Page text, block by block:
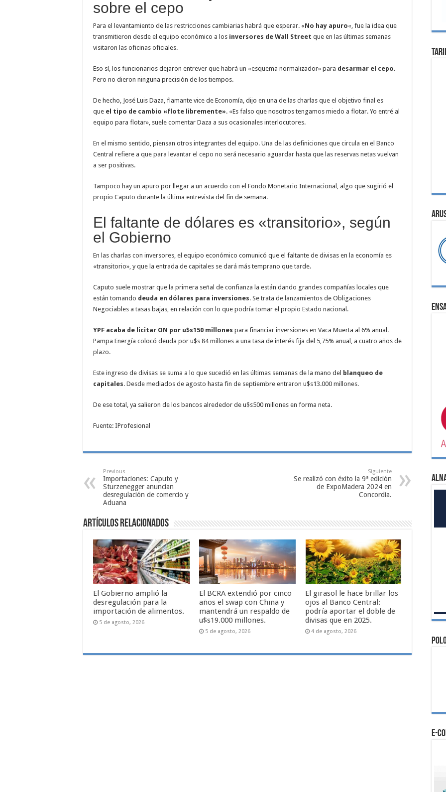
sobre el cepo
Para el levantamiento de las restricciones cambiarias habrá que esperar. «No hay apuro«, fue la idea que
transmitieron desde el equipo económico a los inversores de Wall Street que en las últimas semanas
visitaron las oficinas oficiales.
Eso sí, los funcionarios dejaron entrever que habrá un «esquema normalizador» para desarmar el cepo.
Pero no dieron ninguna precisión de los tiempos.
De hecho, José Luis Daza, flamante vice de Economía, dijo en una de las charlas que el objetivo final es
que el tipo de cambio «flote libremente». «Es falso que nosotros tengamos miedo a flotar. Yo entré al
equipo para flotar», suele comentar Daza a sus ocasionales interlocutores.
En el mismo sentido, piensan otros integrantes del equipo. Una de las definiciones que circula en el Banco
Central refiere a que para levantar el cepo no será necesario aguardar hasta que las reservas netas vuelvan
a ser positivas.
Tampoco hay un apuro por llegar a un acuerdo con el Fondo Monetario Internacional, algo que sugirió el
propio Caputo durante la última entrevista del fin de semana.
El faltante de dólares es «transitorio», según
el Gobierno
En las charlas con inversores, el equipo económico comunicó que el faltante de divisas en la economía es
«transitorio», y que la entrada de capitales se dará más temprano que tarde.
Caputo suele mostrar que la primera señal de confianza la están dando grandes compañías locales que
están tomando deuda en dólares para inversiones. Se trata de lanzamientos de Obligaciones
Negociables a tasas bajas, en relación con lo que podría tomar el propio Estado nacional.
YPF acaba de licitar ON por u$s150 millones para financiar inversiones en Vaca Muerta al 6% anual.
Pampa Energía colocó deuda por u$s 84 millones a una tasa de interés fija del 5,75% anual, a cuatro años de
plazo.
Este ingreso de divisas se suma a lo que sucedió en las últimas semanas de la mano del blanqueo de
capitales. Desde mediados de agosto hasta fin de septiembre entraron u$s13.000 millones.
De ese total, ya salieron de los bancos alrededor de u$s500 millones en forma neta.
Fuente: IProfesional
Previous
Importaciones: Caputo y
Sturzenegger anuncian
desregulación de comercio y
Aduana
Siguiente
Se realizó con éxito la 9ª edición
de ExpoMadera 2024 en
Concordia.
Artículos relacionados
El Gobierno amplió la
desregulación para la
importación de alimentos.
5 de agosto, 2026
El BCRA extendió por cinco
años el swap con China y
mantendrá un respaldo de
u$s19.000 millones.
5 de agosto, 2026
El girasol le hace brillar los
ojos al Banco Central:
podría aportar el doble de
divisas que en 2025.
4 de agosto, 2026
e-